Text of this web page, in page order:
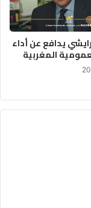
يدافع عن أداء
المغربية